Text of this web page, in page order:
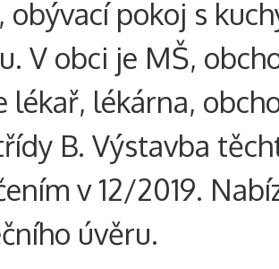
obývací pokoj s
V obci je MŠ,
lékař, lékárna,
B. Výstavba
v 12/2019.
úvěru.